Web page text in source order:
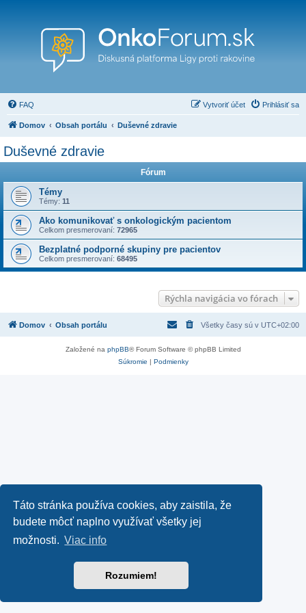
Táto stránka používa cookies, aby zaistila, že
budete môcť naplno využívať všetky jej
možnosti. Viac info
Rozumiem!
FAQ Prihlásiť sa
Vytvoriť účet
Domov Obsah portálu Duševné zdravie
Duševné zdravie
Fórum
Témy
Témy: 11
Ako komunikovať s onkologickým pacientom
Celkom presmerovaní: 72965
Bezplatné podporné skupiny pre pacientov
Celkom presmerovaní: 68495
Rýchla navigácia vo fórach
Domov Obsah portálu Všetky časy sú v UTC+02:00
Založené na phpBB® Forum Software © phpBB Limited
Súkromie | Podmienky